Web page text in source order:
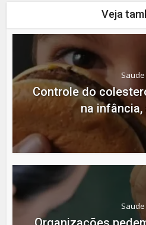
Veja
Saude
Controle do
na infância,
Saude